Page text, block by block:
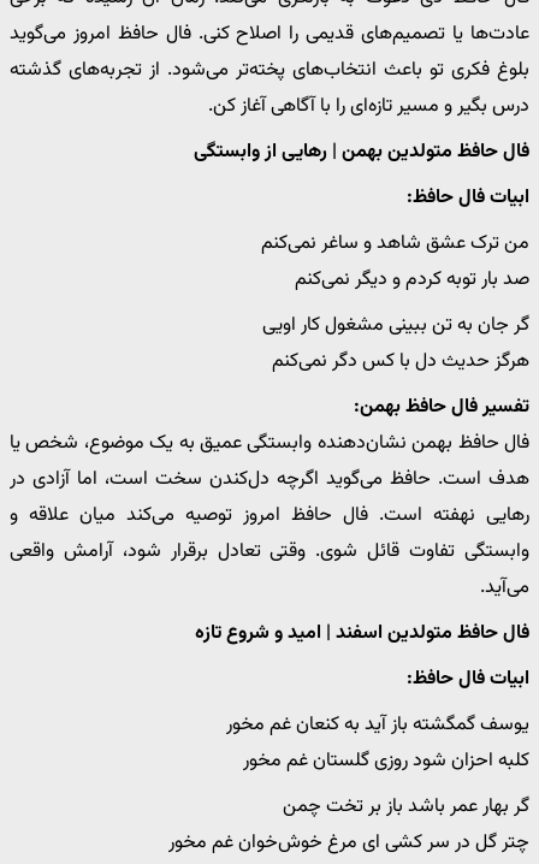
عادت‌ها یا تصمیم‌های قدیمی را اصلاح کنی. فال حافظ امروز می‌گوید
بلوغ فکری تو باعث انتخاب‌های پخته‌تر می‌شود. از تجربه‌های گذشته
درس بگیر و مسیر تازه‌ای را با آگاهی آغاز کن.
فال حافظ متولدین بهمن | رهایی از وابستگی
ابیات فال حافظ:
من ترک عشق شاهد و ساغر نمی‌کنم
صد بار توبه کردم و دیگر نمی‌کنم
گر جان به تن ببینی مشغول کار اویی
هرگز حدیث دل با کس دگر نمی‌کنم
تفسیر فال حافظ بهمن:
فال حافظ بهمن نشان‌دهنده وابستگی عمیق به یک موضوع، شخص یا
هدف است. حافظ می‌گوید اگرچه دل‌کندن سخت است، اما آزادی در
رهایی نهفته است. فال حافظ امروز توصیه می‌کند میان علاقه و
وابستگی تفاوت قائل شوی. وقتی تعادل برقرار شود، آرامش واقعی
می‌آید.
فال حافظ متولدین اسفند | امید و شروع تازه
ابیات فال حافظ:
یوسف گمگشته باز آید به کنعان غم مخور
کلبه احزان شود روزی گلستان غم مخور
گر بهار عمر باشد باز بر تخت چمن
چتر گل در سر کشی ای مرغ خوش‌خوان غم مخور